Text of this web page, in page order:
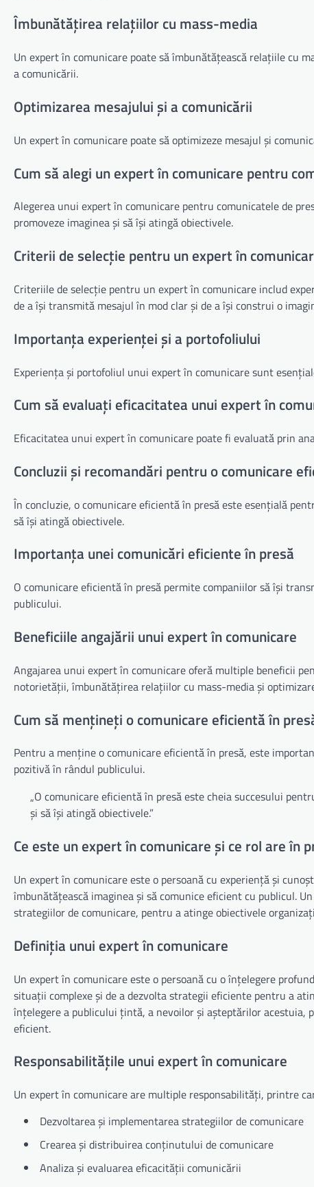
Îmbunătățirea relațiilor cu mass-media
Un expert în comunicare poate să îmbunătățească relațiile cu
a comunicării.
Optimizarea mesajului și a comunicării
Un expert în comunicare poate să optimizeze mesajul și
Cum să alegi un expert în comunicare pentru
Alegerea unui expert în comunicare pentru comunicatele de
promoveze imaginea și să își atingă obiectivele.
Criterii de selecție pentru un expert în
Criteriile de selecție pentru un expert în comunicare includ
de a își transmită mesajul în mod clar și de a își construi o
Importanța experienței și a portofoliului
Experiența și portofoliul unui expert în comunicare sunt
Cum să evaluați eficacitatea unui expert în
Eficacitatea unui expert în comunicare poate fi evaluată prin
Concluzii și recomandări pentru o comunicare
În concluzie, o comunicare eficientă în presă este esențială
să își atingă obiectivele.
Importanța unei comunicări eficiente în presă
O comunicare eficientă în presă permite companiilor să își
publicului.
Beneficiile angajării unui expert în comunicare
Angajarea unui expert în comunicare oferă multiple beneficii
notorietății, îmbunătățirea relațiilor cu mass-media și
Cum să mențineți o comunicare eficientă în
Pentru a menține o comunicare eficientă în presă, este
pozitivă în rândul publicului.
„O comunicare eficientă în presă este cheia succesului
și să își atingă obiectivele.”
Ce este un expert în comunicare și ce rol are în
Un expert în comunicare este o persoană cu experiență și
îmbunătățească imaginea și să comunice eficient cu publicul.
strategiilor de comunicare, pentru a atinge obiectivele
Definiția unui expert în comunicare
Un expert în comunicare este o persoană cu o înțelegere
situații complexe și de a dezvolta strategii eficiente pentru a
înțelegere a publicului țintă, a nevoilor și așteptărilor acestuia,
eficient.
Responsabilitățile unui expert în comunicare
Un expert în comunicare are multiple responsabilități, printre
Dezvoltarea și implementarea strategiilor de comunicare
Crearea și distribuirea conținutului de comunicare
Analiza și evaluarea eficacității comunicării